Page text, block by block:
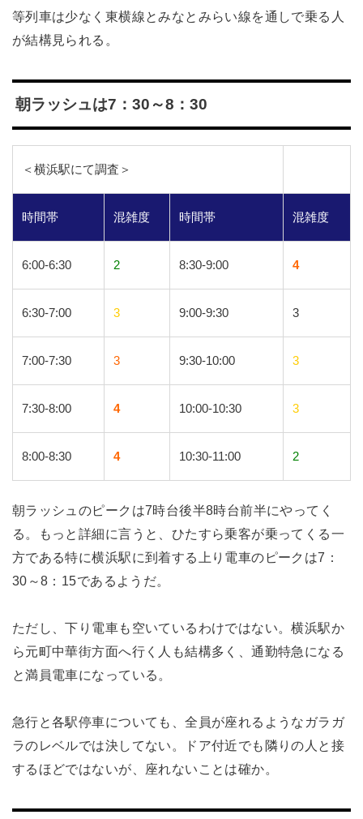
等列車は少なく東横線とみなとみらい線を通しで乗る人
が結構見られる。
朝ラッシュは7：30～8：30
＜横浜駅にて調査＞
時間帯 混雑度 時間帯 混雑度
6:00-6:30 2 8:30-9:00 4
6:30-7:00 3 9:00-9:30 3
7:00-7:30 3 9:30-10:00 3
7:30-8:00 4 10:00-10:30 3
8:00-8:30 4 10:30-11:00 2
朝ラッシュのピークは7時台後半8時台前半にやってく
る。もっと詳細に言うと、ひたすら乗客が乗ってくる一
方である特に横浜駅に到着する上り電車のピークは7：
30～8：15であるようだ。
ただし、下り電車も空いているわけではない。横浜駅か
ら元町中華街方面へ行く人も結構多く、通勤特急になる
と満員電車になっている。
急行と各駅停車についても、全員が座れるようなガラガ
ラのレベルでは決してない。ドア付近でも隣りの人と接
するほどではないが、座れないことは確か。